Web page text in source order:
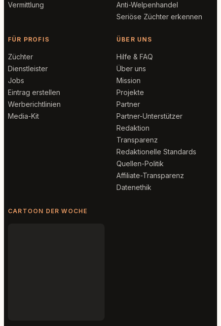
Vermittlung
Anti-Welpenhandel
Seriöse Züchter erkennen
FÜR PROFIS
Züchter
Dienstleister
Jobs
Eintrag erstellen
Werberichtlinien
Media-Kit
ÜBER UNS
Hilfe & FAQ
Über uns
Mission
Projekte
Partner
Partner-Unterstützer
Redaktion
Transparenz
Redaktionelle Standards
Quellen-Politik
Affiliate-Transparenz
Datenethik
CARTOON DER WOCHE